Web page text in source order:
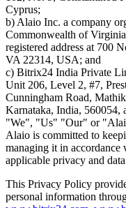
Cyprus;
b) Alaio Inc. a company
Commonwealth of
registered address at 700
VA 22314, USA; and
c) Bitrix24 India Private
Unit 206, Level 2, #7,
Cunningham Road,
Karnataka, India,
"We", "Us" "Our" or
Alaio is committed to
managing it in accordance
applicable privacy and
This Privacy Policy
personal information